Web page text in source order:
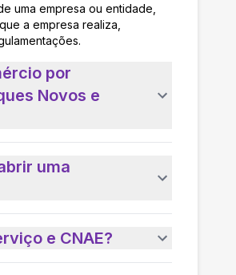
uma empresa ou entidade,
a empresa realiza,
por
Novos e
uma
e CNAE?